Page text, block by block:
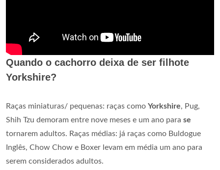
Quando o cachorro deixa de ser filhote
Yorkshire?
Raças miniaturas/ pequenas: raças como Yorkshire, Pug,
Shih Tzu demoram entre nove meses e um ano para se
tornarem adultos. Raças médias: já raças como Buldogue
Inglês, Chow Chow e Boxer levam em média um ano para
serem considerados adultos.